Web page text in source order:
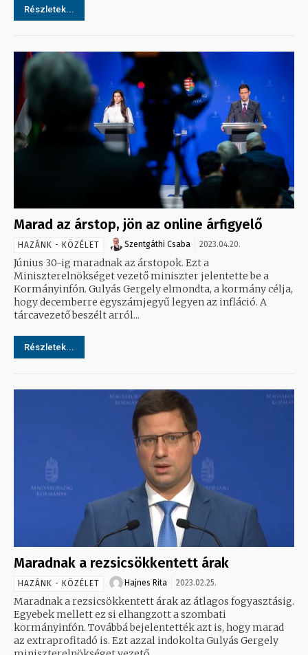
Részletek...
Marad az árstop, jön az online árfigyelő
HAZÁNK - KÖZÉLET Szentgáthi Csaba 2023.04.20.
Június 30-ig maradnak az árstopok. Ezt a
Miniszterelnökséget vezető miniszter jelentette be a
Kormányinfón. Gulyás Gergely elmondta, a kormány célja,
hogy decemberre egyszámjegyű legyen az infláció. A
tárcavezető beszélt arról...
Részletek...
Maradnak a rezsicsökkentett árak
HAZÁNK - KÖZÉLET Hajnes Rita 2023.02.25.
Maradnak a rezsicsökkentett árak az átlagos fogyasztásig.
Egyebek mellett ez si elhangzott a szombati
kormányinfón. Továbbá bejelentették azt is, hogy marad
az extraprofitadó is. Ezt azzal indokolta Gulyás Gergely